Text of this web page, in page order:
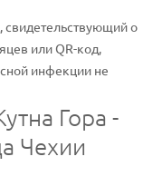
свидетельствующий о
или QR-код,
инфекции не
Гора -
Чехии